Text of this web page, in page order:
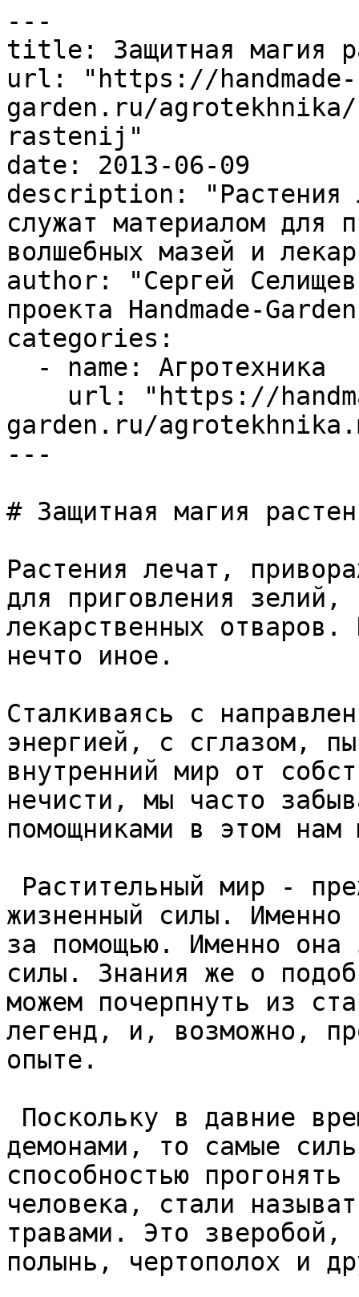
---
title: Защитная магия
url: "https://handmade-
garden.ru/
rastenij"
date: 2013-06-09
description: "Растения
служат материалом для
волшебных мазей и
author: "Сергей
проекта Handmade-
categories:
garden.ru/
---
# Защитная магия
Растения лечат,
для приговления зелий,
лекарственных
нечто иное.
Сталкиваясь с
энергией, с сглазом,
внутренний мир от
нечисти, мы часто
помощниками в этом
жизненный силы.
за помощью. Именно она
силы. Знания же о
можем почерпнуть из
легенд, и, возможно,
опыте.
демонами, то самые
способностью
человека, стали
травами. Это
полынь, чертополох и